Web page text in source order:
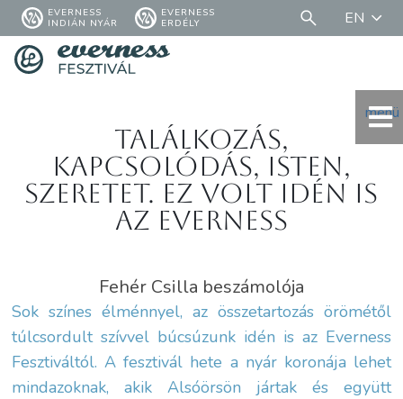
EVERNESS
INDIÁN NYÁR
EVERNESS
ERDÉLY
EN
menü
TALÁLKOZÁS,
KAPCSOLÓDÁS, ISTEN,
SZERETET. EZ VOLT IDÉN IS
AZ EVERNESS
Fehér Csilla beszámolója
Sok színes élménnyel, az összetartozás örömétől
túlcsordult szívvel búcsúzunk idén is az Everness
Fesztiváltól. A fesztivál hete a nyár koronája lehet
mindazoknak, akik Alsóörsön jártak és együtt